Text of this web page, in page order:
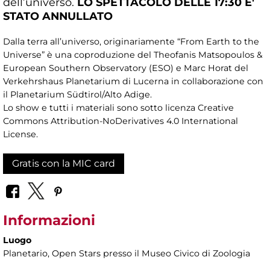
STATO ANNULLATO
Dalla terra all’universo, originariamente “From Earth to the
Universe” è una coproduzione del Theofanis Matsopoulos &
European Southern Observatory (ESO) e Marc Horat del
Verkehrshaus Planetarium di Lucerna in collaborazione con
il Planetarium Südtirol/Alto Adige.
Lo show e tutti i materiali sono sotto licenza Creative
Commons Attribution-NoDerivatives 4.0 International
License.
Gratis con la MIC card
Informazioni
Luogo
Planetario, Open Stars presso il Museo Civico di Zoologia